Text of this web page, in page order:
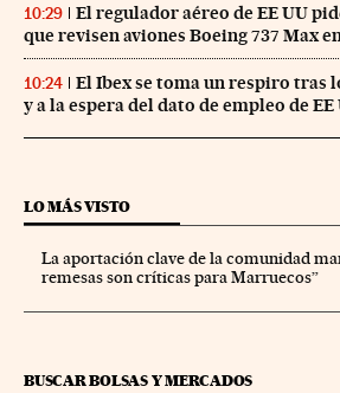
10:29
El regulador aéreo de EE UU
que revisen aviones Boeing 737 Max
10:24
El Ibex se toma un respiro tras
y a la espera del dato de empleo de EE
LO MÁS VISTO
La aportación clave de la comunidad
remesas son críticas para Marruecos”
BUSCAR BOLSAS Y MERCADOS